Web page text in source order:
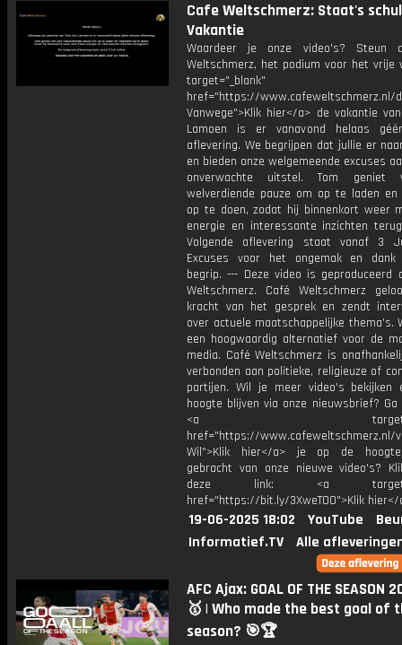
Cafe Weltschmerz: Staat's
Vakantie
Waardeer je onze video's? Steun
Weltschmerz, het podium voor het vrije
target="_blank"
href="https://www.cafeweltschmerz.nl/
Vanwege">Klik hier</a> de vakantie
Lamoen is er vanavond helaas
aflevering. We begrijpen dat jullie er
en bieden onze welgemeende excuses
onverwachte uitstel. Tom geniet
welverdiende pauze om op te laden
op te doen, zodat hij binnenkort weer
energie en interessante inzichten
Volgende aflevering staat vanaf 3
Excuses voor het ongemak en
begrip. --- Deze video is geproduceerd
Weltschmerz. Café Weltschmerz
kracht van het gesprek en zendt
over actuele maatschappelijke thema's.
een hoogwaardig alternatief voor de
media. Café Weltschmerz is
verbonden aan politieke, religieuze of
partijen. Wil je meer video's bekijken
hoogte blijven via onze nieuwsbrief? Ga
<a
href="https://www.cafeweltschmerz.nl/
Wil">Klik hier</a> je op de
gebracht van onze nieuwe video's?
deze link: <a
href="https://bit.ly/3XweTO0">Klik hier</
19-06-2025 18:02 YouTube
Informatief.TV
Alle
AFC Ajax: GOAL OF THE SEASON
🥇 | Who made the best goal of
season? 🎯🏆